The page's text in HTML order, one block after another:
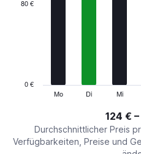
values.
Range:
Mo Di Mi
0 €
80 €
124 €
Durchschnittlicher Preis
Verfügbarkeiten, Preise und